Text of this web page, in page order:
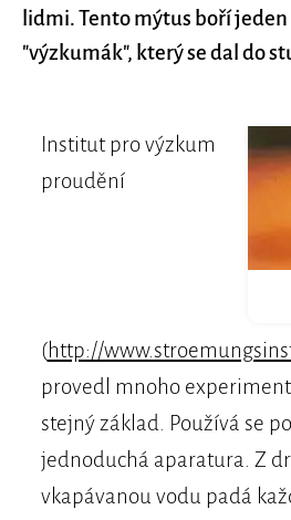
lidmi. Tento mýtus boří
"výzkumák", který se dal do
Institut pro výzkum
proudění
(http://
provedl mnoho
stejný základ. Používá se
jednoduchá aparatura. Z
vkapávanou vodu padá